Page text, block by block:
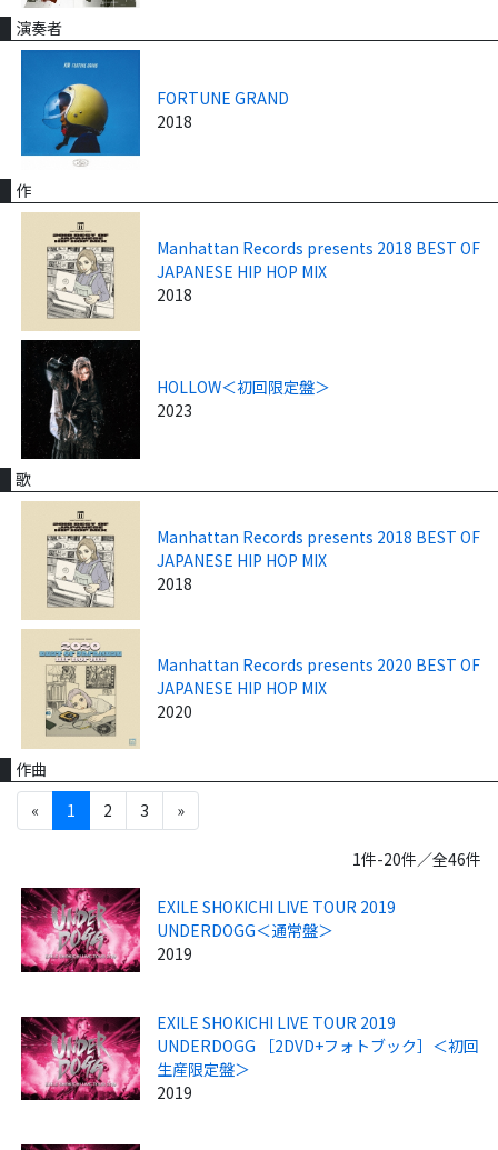
演奏者
FORTUNE GRAND
2018
作
Manhattan Records presents 2018 BEST OF
JAPANESE HIP HOP MIX
2018
HOLLOW＜初回限定盤＞
2023
歌
Manhattan Records presents 2018 BEST OF
JAPANESE HIP HOP MIX
2018
Manhattan Records presents 2020 BEST OF
JAPANESE HIP HOP MIX
2020
作曲
«
1 2 3 »
1件-20件／全46件
EXILE SHOKICHI LIVE TOUR 2019
UNDERDOGG＜通常盤＞
2019
EXILE SHOKICHI LIVE TOUR 2019
UNDERDOGG ［2DVD+フォトブック］＜初回
生産限定盤＞
2019